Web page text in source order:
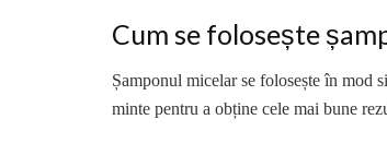
Cum se folosește
Șamponul micelar se folosește în mod
minte pentru a obține cele mai bune